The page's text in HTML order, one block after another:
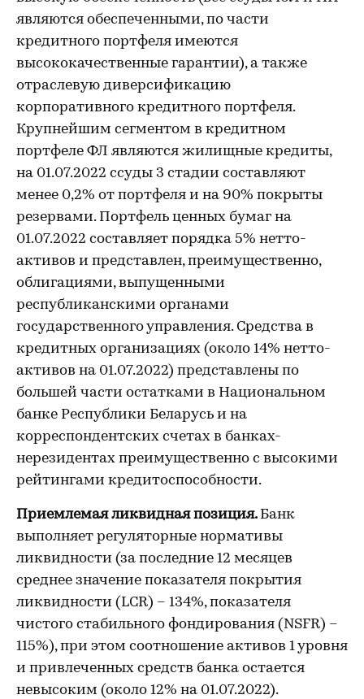
являются обеспеченными, по части
кредитного портфеля имеются
высококачественные гарантии), а также
отраслевую диверсификацию
корпоративного кредитного портфеля.
Крупнейшим сегментом в кредитном
портфеле ФЛ являются жилищные кредиты,
на 01.07.2022 ссуды 3 стадии составляют
менее 0,2% от портфеля и на 90% покрыты
резервами. Портфель ценных бумаг на
01.07.2022 составляет порядка 5% нетто-
активов и представлен, преимущественно,
облигациями, выпущенными
республиканскими органами
государственного управления. Средства в
кредитных организациях (около 14% нетто-
активов на 01.07.2022) представлены по
большей части остатками в Национальном
банке Республики Беларусь и на
корреспондентских счетах в банках-
нерезидентах преимущественно с высокими
рейтингами кредитоспособности.
Приемлемая ликвидная позиция. Банк
выполняет регуляторные нормативы
ликвидности (за последние 12 месяцев
среднее значение показателя покрытия
ликвидности (LCR) – 134%, показателя
чистого стабильного фондирования (NSFR) –
115%), при этом соотношение активов 1 уровня
и привлеченных средств банка остается
невысоким (около 12% на 01.07.2022).